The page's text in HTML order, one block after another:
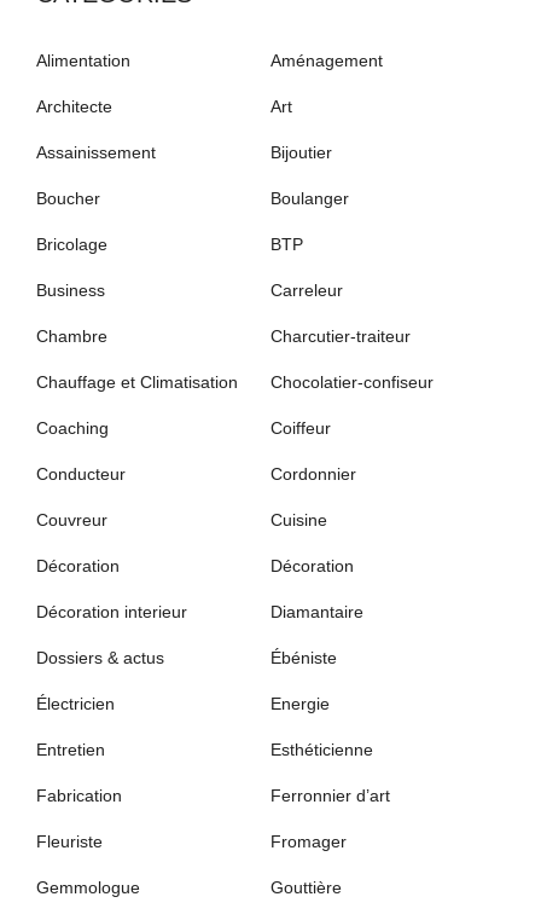
Alimentation Aménagement
Architecte Art
Assainissement Bijoutier
Boucher Boulanger
Bricolage BTP
Business Carreleur
Chambre Charcutier-traiteur
Chauffage et Climatisation Chocolatier-confiseur
Coaching Coiffeur
Conducteur Cordonnier
Couvreur Cuisine
Décoration Décoration
Décoration interieur Diamantaire
Dossiers & actus Ébéniste
Électricien Energie
Entretien Esthéticienne
Fabrication Ferronnier d’art
Fleuriste Fromager
Gemmologue Gouttière